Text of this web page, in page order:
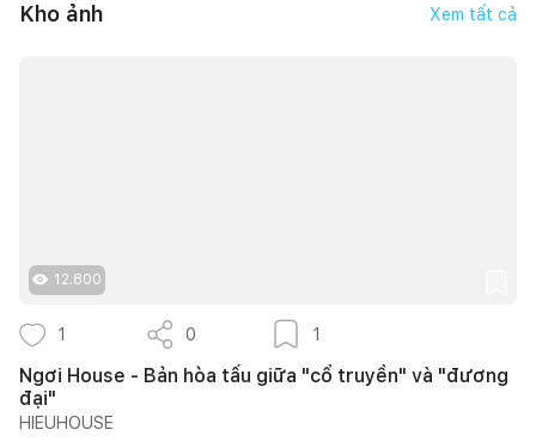
Kho ảnh Xem tất cả
12.800
1 0 1
Ngơi House - Bản hòa tấu giữa "cổ truyền" và "đương
đại"
HIEUHOUSE